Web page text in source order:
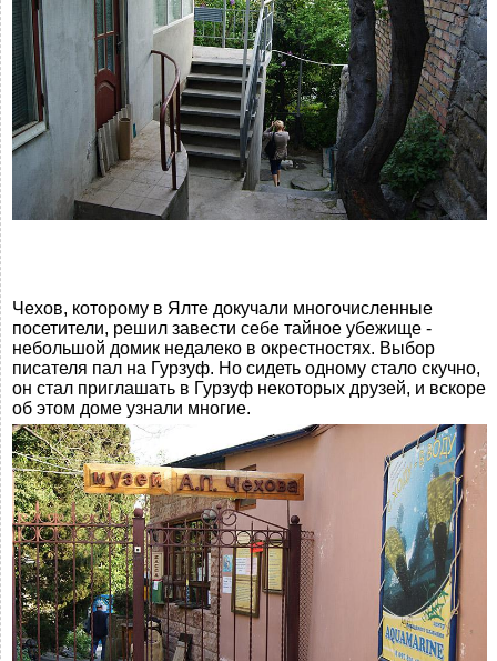
Чехов, которому в Ялте докучали многочисленные
посетители, решил завести себе тайное убежище -
небольшой домик недалеко в окрестностях. Выбор
писателя пал на Гурзуф. Но сидеть одному стало скучно,
он стал приглашать в Гурзуф некоторых друзей, и вскоре
об этом доме узнали многие.